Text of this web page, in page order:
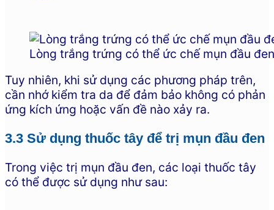
Lòng trắng trứng có thể ức chế mụn đầu đen
Tuy nhiên, khi sử dụng các phương pháp trên,
cần nhớ kiểm tra da để đảm bảo không có phản
ứng kích ứng hoặc vấn đề nào xảy ra.
3.3 Sử dụng thuốc tây để trị mụn đầu đen
Trong việc trị mụn đầu đen, các loại thuốc tây
có thể được sử dụng như sau: